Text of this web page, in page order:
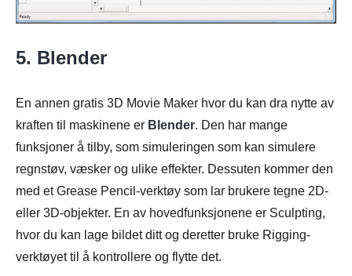
5. Blender
En annen gratis 3D Movie Maker hvor du kan dra nytte av
kraften til maskinene er Blender. Den har mange
funksjoner å tilby, som simuleringen som kan simulere
regnstøv, væsker og ulike effekter. Dessuten kommer den
med et Grease Pencil-verktøy som lar brukere tegne 2D-
eller 3D-objekter. En av hovedfunksjonene er Sculpting,
hvor du kan lage bildet ditt og deretter bruke Rigging-
verktøyet til å kontrollere og flytte det.